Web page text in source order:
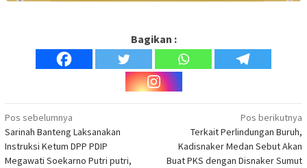
Bagikan :
Navigasi
pos
Pos sebelumnya
Sarinah Banteng Laksanakan
Instruksi Ketum DPP PDIP
Megawati Soekarno Putri putri,
Pos berikutnya
Terkait Perlindungan Buruh,
Kadisnaker Medan Sebut Akan
Buat PKS dengan Disnaker Sumut